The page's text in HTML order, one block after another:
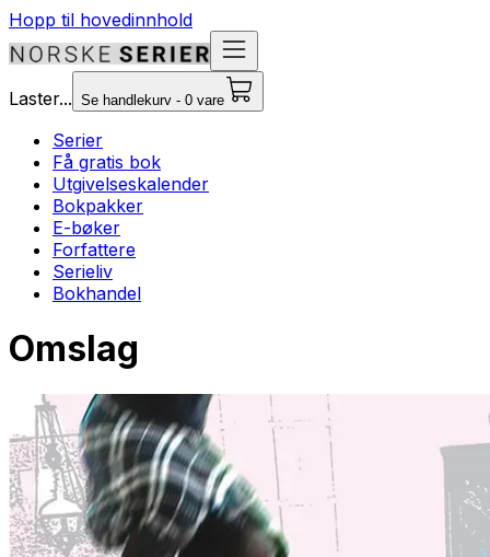
Hopp til hovedinnhold
Laster... Se handlekurv - 0 vare
Serier
Få gratis bok
Utgivelseskalender
Bokpakker
E-bøker
Forfattere
Serieliv
Bokhandel
Omslag